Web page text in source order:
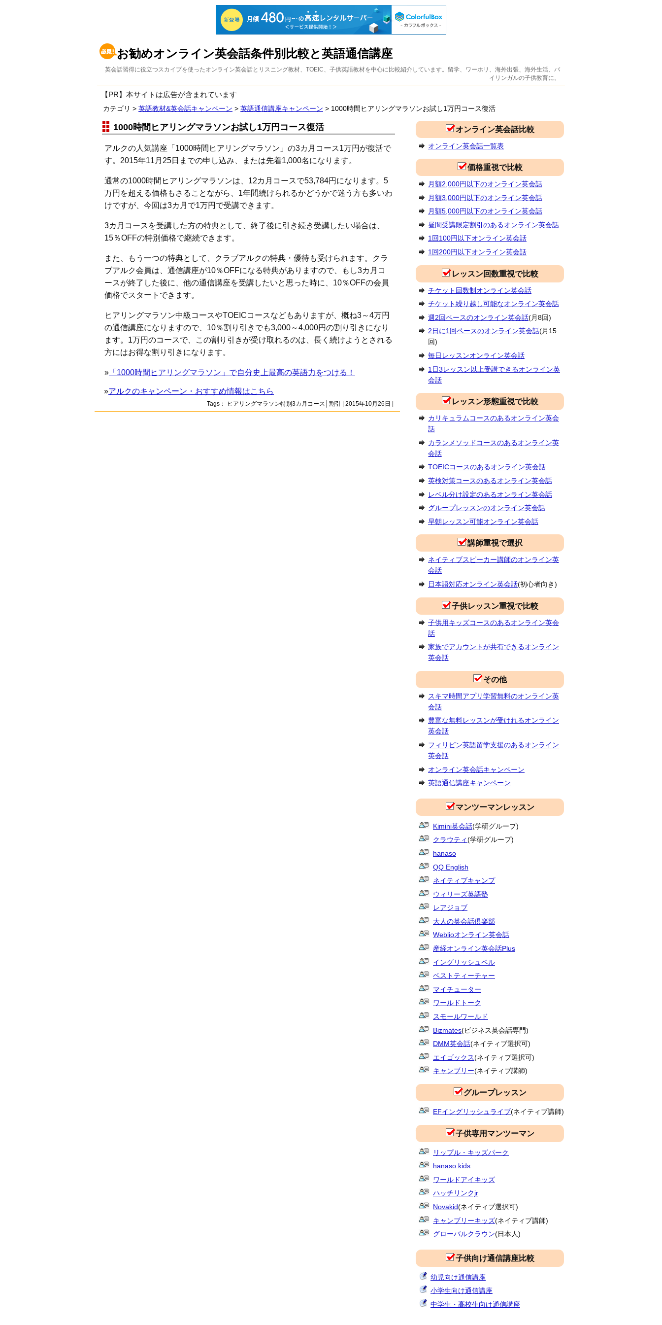
お勧めオンライン英会話条件別比較と英語通信講座
英会話習得に役立つスカイプを使ったオンライン英会話とリスニング教材、TOEIC、子供英語教材を中心に比較紹介しています。留学、ワーホリ、海外出張、海外生活、バ
イリンガルの子供教育に。
【PR】本サイトは広告が含まれています
カテゴリ > 英語教材&英会話キャンペーン > 英語通信講座キャンペーン > 1000時間ヒアリングマラソンお試し1万円コース復活
1000時間ヒアリングマラソンお試し1万円コース復活
アルクの人気講座「1000時間ヒアリングマラソン」の3カ月コース1万円が復活で
す。2015年11月25日までの申し込み、または先着1,000名になります。
通常の1000時間ヒアリングマラソンは、12カ月コースで53,784円になります。5
万円を超える価格もさることながら、1年間続けられるかどうかで迷う方も多いわ
けですが、今回は3カ月で1万円で受講できます。
3カ月コースを受講した方の特典として、終了後に引き続き受講したい場合は、
15％OFFの特別価格で継続できます。
また、もう一つの特典として、クラブアルクの特典・優待も受けられます。クラ
ブアルク会員は、通信講座が10％OFFになる特典がありますので、もし3カ月コ
ースが終了した後に、他の通信講座を受講したいと思った時に、10％OFFの会員
価格でスタートできます。
ヒアリングマラソン中級コースやTOEICコースなどもありますが、概ね3～4万円
の通信講座になりますので、10％割り引きでも3,000～4,000円の割り引きになり
ます。1万円のコースで、この割り引きが受け取れるのは、長く続けようとされる
方にはお得な割り引きになります。
» 「1000時間ヒアリングマラソン」で自分史上最高の英語力をつける！
»アルクのキャンペーン・おすすめ情報はこちら
Tags： ヒアリングマラソン特別3カ月コース 割引 | 2015年10月26日 |
オンライン英会話比較
オンライン英会話一覧表
価格重視で比較
月額2,000円以下のオンライン英会話
月額3,000円以下のオンライン英会話
月額5,000円以下のオンライン英会話
昼間受講限定割引のあるオンライン英会話
1回100円以下オンライン英会話
1回200円以下オンライン英会話
レッスン回数重視で比較
チケット回数制オンライン英会話
チケット繰り越し可能なオンライン英会話
週2回ペースのオンライン英会話(月8回)
2日に1回ペースのオンライン英会話(月15
回)
毎日レッスンオンライン英会話
1日3レッスン以上受講できるオンライン英
会話
レッスン形態重視で比較
カリキュラムコースのあるオンライン英会
話
カランメソッドコースのあるオンライン英
会話
TOEICコースのあるオンライン英会話
英検対策コースのあるオンライン英会話
レベル分け設定のあるオンライン英会話
グループレッスンのオンライン英会話
早朝レッスン可能オンライン英会話
講師重視で選択
ネイティブスピーカー講師のオンライン英
会話
日本語対応オンライン英会話(初心者向き)
子供レッスン重視で比較
子供用キッズコースのあるオンライン英会
話
家族でアカウントが共有できるオンライン
英会話
その他
スキマ時間アプリ学習無料のオンライン英
会話
豊富な無料レッスンが受けれるオンライン
英会話
フィリピン英語留学支援のあるオンライン
英会話
オンライン英会話キャンペーン
英語通信講座キャンペーン
マンツーマンレッスン
Kimini英会話(学研グループ)
クラウティ(学研グループ)
hanaso
QQ English
ネイティブキャンプ
ウィリーズ英語塾
レアジョブ
大人の英会話倶楽部
Weblioオンライン英会話
産経オンライン英会話Plus
イングリッシュベル
ベストティーチャー
マイチューター
ワールドトーク
スモールワールド
Bizmates(ビジネス英会話専門)
DMM英会話(ネイティブ選択可)
エイゴックス(ネイティブ選択可)
キャンブリー(ネイティブ講師)
グループレッスン
EFイングリッシュライブ(ネイティブ講師)
子供専用マンツーマン
リップル・キッズパーク
hanaso kids
ワールドアイキッズ
ハッチリンクjr
Novakid(ネイティブ選択可)
キャンブリーキッズ(ネイティブ講師)
グローバルクラウン(日本人)
子供向け通信講座比較
幼児向け通信講座
小学生向け通信講座
中学生・高校生向け通信講座